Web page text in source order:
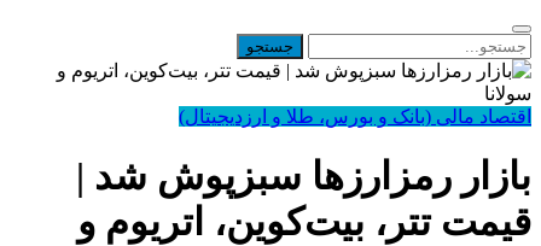
اقتصاد مالی (بانک و بورس، طلا و ارزدیجیتال)
بازار رمزارزها سبزپوش شد |
قیمت تتر، بیت‌کوین، اتریوم و